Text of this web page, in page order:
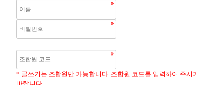
* 글쓰기는 조합원만 가능합니다. 조합원 코드를 입력하여 주시기
바랍니다.